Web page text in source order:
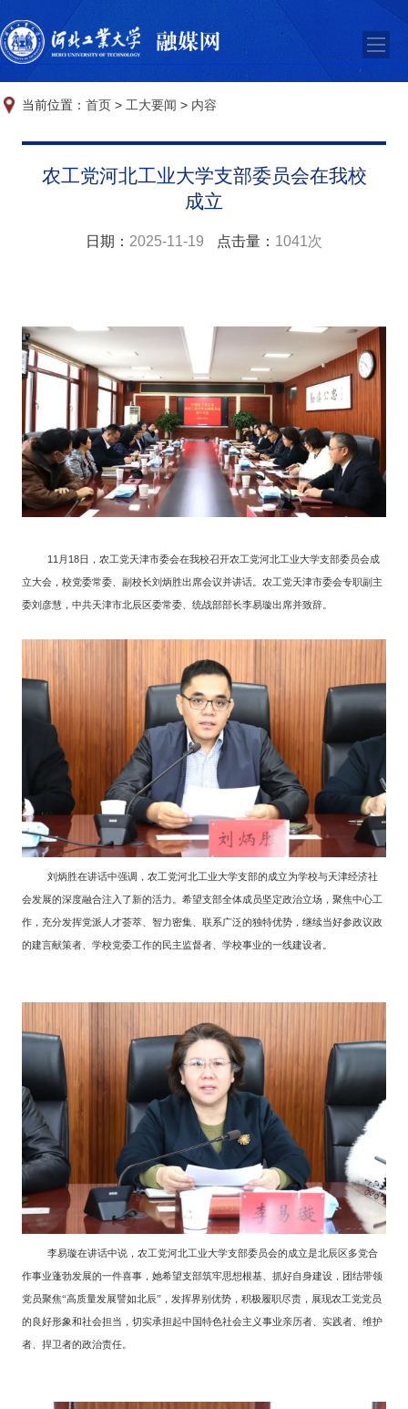
当前位置：首页 > 工大要闻 > 内容
农工党河北工业大学支部委员会在我校
成立
日期： 2025-11-19 点击量： 1041次
11月18日，农工党天津市委会在我校召开农工党河北工业大学支部委员会成
立大会，校党委常委、副校长刘炳胜出席会议并讲话。农工党天津市委会专职副主
委刘彦慧，中共天津市北辰区委常委、统战部部长李易璇出席并致辞。
刘炳胜在讲话中强调，农工党河北工业大学支部的成立为学校与天津经济社
会发展的深度融合注入了新的活力。希望支部全体成员坚定政治立场，聚焦中心工
作，充分发挥党派人才荟萃、智力密集、联系广泛的独特优势，继续当好参政议政
的建言献策者、学校党委工作的民主监督者、学校事业的一线建设者。
李易璇在讲话中说，农工党河北工业大学支部委员会的成立是北辰区多党合
作事业蓬勃发展的一件喜事，她希望支部筑牢思想根基、抓好自身建设，团结带领
党员聚焦“高质量发展譬如北辰”，发挥界别优势，积极履职尽责，展现农工党党员
的良好形象和社会担当，切实承担起中国特色社会主义事业亲历者、实践者、维护
者、捍卫者的政治责任。